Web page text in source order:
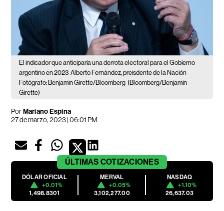
El indicador que anticiparía una derrota electoral para el Gobierno
argentino en 2023 Alberto Fernández, preisdente de la Nación
Fotógrafo: Benjamin Girette/Bloomberg (Bloomberg/Benjamin
Girette)
PorMariano Espina
27 de marzo, 2023 | 06:01 PM
ÚLTIMAS COTIZACIONES
DÓLAR OFICIAL
+0.01%
1,498.8301
MERVAL
+0.05%
3,102,277.00
NASDAQ
+1.10%
26,637.03